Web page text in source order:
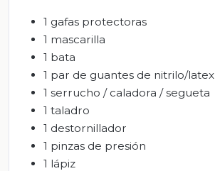
1 gafas protectoras
1 mascarilla
1 bata
1 par de guantes de nitrilo/latex
1 serrucho / caladora / segueta
1 taladro
1 destornillador
1 pinzas de presión
1 lápiz